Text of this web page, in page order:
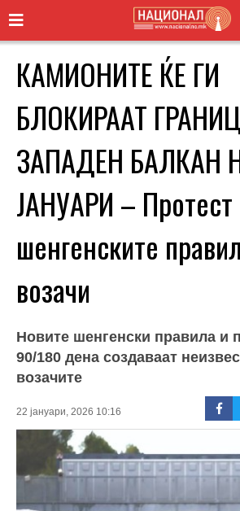
КАМИОНИТЕ ЌЕ ГИ
БЛОКИРААТ
ЗАПАДЕН БАЛКАН
ЈАНУАРИ – Протест
шенгенските
возачи
Новите шенгенски правила и
90/180 дена создаваат
возачите
22 јануари, 2026 10:16